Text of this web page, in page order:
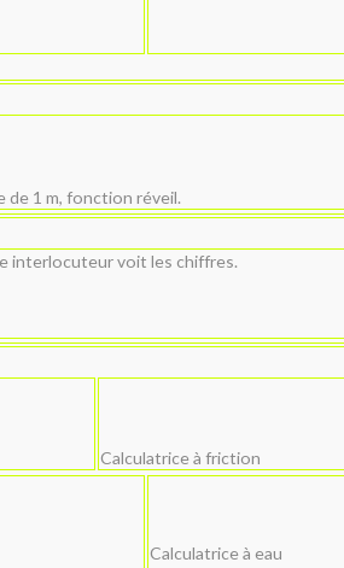
de 1 m, fonction réveil.
interlocuteur voit les chiffres.
Calculatrice à friction
Calculatrice à eau